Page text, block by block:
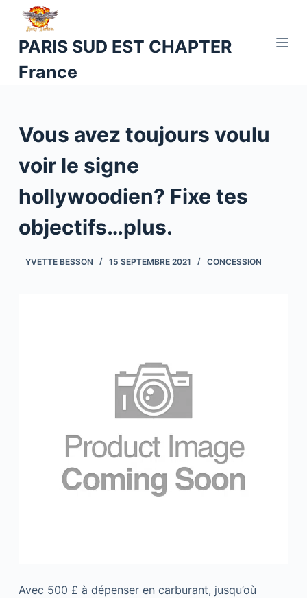
c
e
PARIS SUD EST CHAPTER
France
Vous avez toujours voulu
voir le signe
hollywoodien? Fixe tes
objectifs…plus.
YVETTE BESSON 15 SEPTEMBRE 2021 CONCESSION
Avec 500 £ à dépenser en carburant, jusqu’où